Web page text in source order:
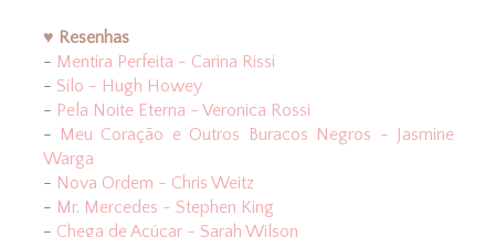
♥ Resenhas
- Mentira Perfeita - Carina Rissi
- Silo - Hugh Howey
- Pela Noite Eterna - Veronica Rossi
- Meu Coração e Outros Buracos Negros - Jasmine
Warga
- Nova Ordem - Chris Weitz
- Mr. Mercedes - Stephen King
- Chega de Açúcar - Sarah Wilson